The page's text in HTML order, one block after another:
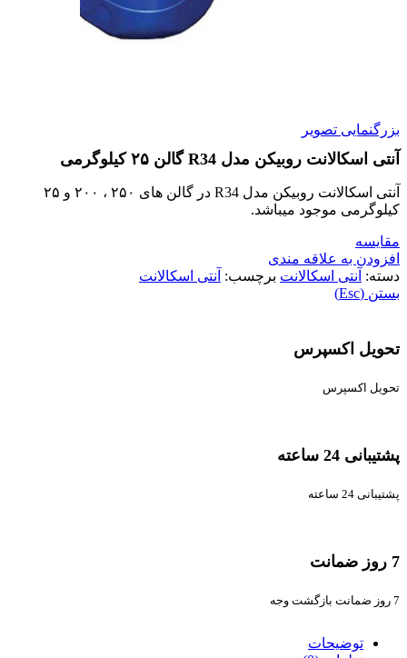
بزرگنمایی تصویر
آنتی اسکالانت روبیکن مدل R34 گالن ۲۵ کیلوگرمی
آنتی اسکالانت روبیکن مدل R34 در گالن های ۲۵۰ ، ۲۰۰ و ۲۵
کیلوگرمی موجود میباشد.
مقایسه
افزودن به علاقه مندی
دسته: آنتی اسکالانت برچسب: آنتی اسکالانت
بستن (Esc)
تحویل اکسپرس
تحویل اکسپرس
پشتیبانی 24 ساعته
پشتیبانی 24 ساعته
7 روز ضمانت
7 روز ضمانت بازگشت وجه
توضیحات